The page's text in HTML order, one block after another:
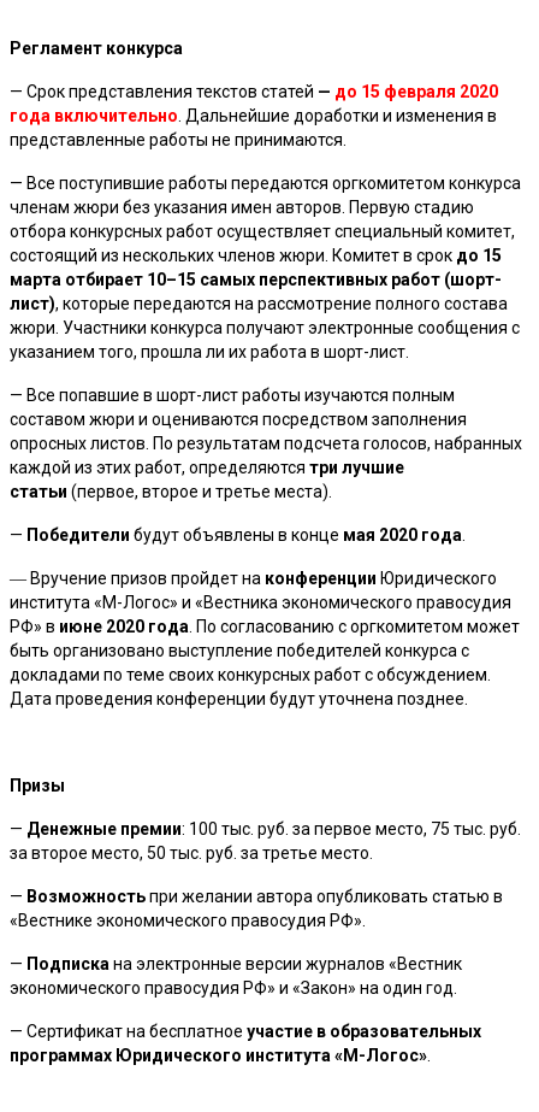
Регламент конкурса
— Срок представления текстов статей — до 15 февраля 2020
года включительно . Дальнейшие доработки и изменения в
представленные работы не принимаются.
— Все поступившие работы передаются оргкомитетом конкурса
членам жюри без указания имен авторов. Первую стадию
отбора конкурсных работ осуществляет специальный комитет,
состоящий из нескольких членов жюри. Комитет в срок до 15
марта отбирает 10–15 самых перспективных работ (шорт-
лист), которые передаются на рассмотрение полного состава
жюри. Участники конкурса получают электронные сообщения с
указанием того, прошла ли их работа в шорт-лист.
— Все попавшие в шорт-лист работы изучаются полным
составом жюри и оцениваются посредством заполнения
опросных листов. По результатам подсчета голосов, набранных
каждой из этих работ, определяются три лучшие
статьи (первое, второе и третье места).
— Победители будут объявлены в конце мая 2020 года
― Вручение призов пройдет на конференции Юридического
института «М-Логос» и «Вестника экономического правосудия
РФ» в июне 2020 года . По согласованию с оргкомитетом может
быть организовано выступление победителей конкурса с
докладами по теме своих конкурсных работ с обсуждением.
Дата проведения конференции будут уточнена позднее.
Призы
— Денежные премии: 100 тыс. руб. за первое место, 75 тыс. руб.
за второе место, 50 тыс. руб. за третье место.
— Возможностьпри желании автора опубликовать статью в
«Вестнике экономического правосудия РФ».
— Подписка на электронные версии журналов «Вестник
экономического правосудия РФ» и «Закон» на один год.
— Сертификат на бесплатное участие в образовательных
программах Юридического института «М-Логос»